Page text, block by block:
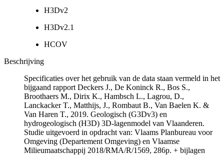
H3Dv2
H3Dv2.1
HCOV
Beschrijving
Specificaties over het gebruik van de data staan vermeld in het
bijgaand rapport Deckers J., De Koninck R., Bos S.,
Broothaers M., Dirix K., Hambsch L., Lagrou, D.,
Lanckacker T., Matthijs, J., Rombaut B., Van Baelen K. &
Van Haren T., 2019. Geologisch (G3Dv3) en
hydrogeologisch (H3D) 3D-lagenmodel van Vlaanderen.
Studie uitgevoerd in opdracht van: Vlaams Planbureau voor
Omgeving (Departement Omgeving) en Vlaamse
Milieumaatschappij 2018/RMA/R/1569, 286p. + bijlagen